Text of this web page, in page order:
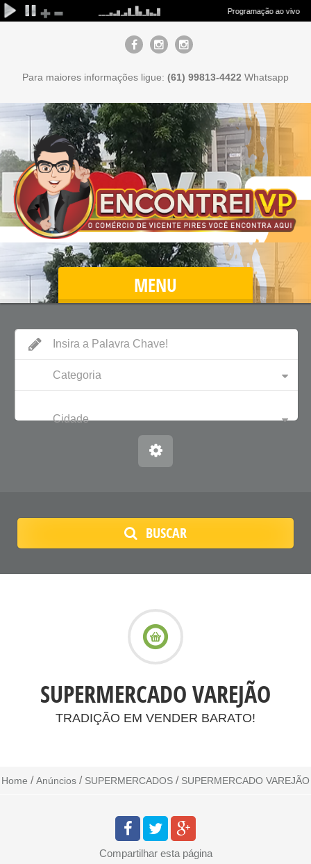
Para maiores informações ligue: (61) 99813-4422 Whatsapp
MENU
Categoria
Cidade
BUSCAR
SUPERMERCADO VAREJÃO
TRADIÇÃO EM VENDER BARATO!
Home / Anúncios / SUPERMERCADOS / SUPERMERCADO VAREJÃO
Compartilhar esta página